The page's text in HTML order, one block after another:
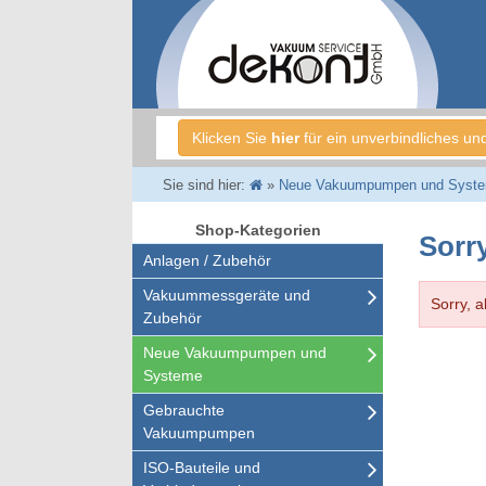
Klicken Sie hierfür ein unverbindliches
Sie sind hier: » Neue Vakuumpumpen und
Shop-Kategorien
Anlagen / Zubehör
Vakuummessgeräte und
Zubehör
Neue Vakuumpumpen und
Systeme
Gebrauchte
Vakuumpumpen
ISO-Bauteile und
Sorry,